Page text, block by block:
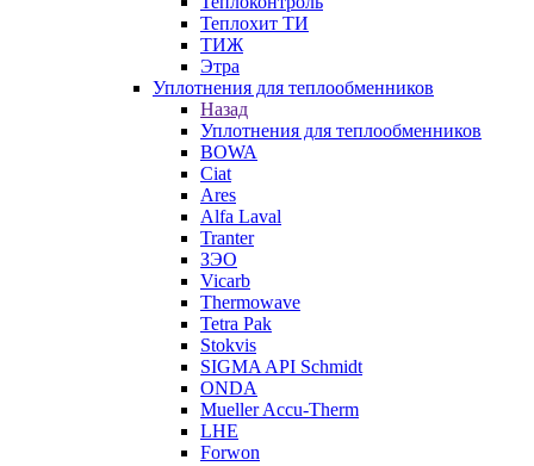
Теплохит ТИ
ТИЖ
Этра
Уплотнения для теплообменников
Назад
Уплотнения для теплообменников
BOWA
Ciat
Ares
Alfa Laval
Tranter
ЗЭО
Vicarb
Thermowave
Tetra Pak
Stokvis
SIGMA API Schmidt
ONDA
Mueller Accu-Therm
LHE
Forwon